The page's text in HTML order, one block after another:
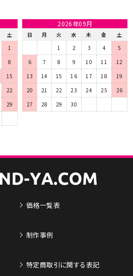
土
1
8
15
22
29
2026年09月
日 月 火 水 木 金
土
1
2 3 4
5
6
7 8 9 10 11
12
13
14 15 16 17 18
19
20
21 22 23 24 25
26
27
28 29 30
価格一覧表
制作事例
特定商取引に関する表記